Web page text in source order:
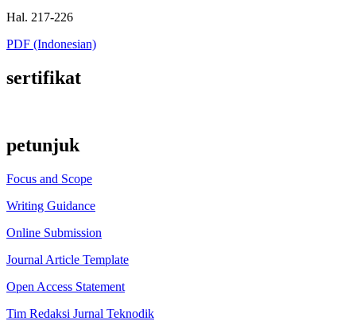
Hal. 217-226
PDF (Indonesian)
sertifikat
petunjuk
Focus and Scope
Writing Guidance
Online Submission
Journal Article Template
Open Access Statement
Tim Redaksi Jurnal Teknodik